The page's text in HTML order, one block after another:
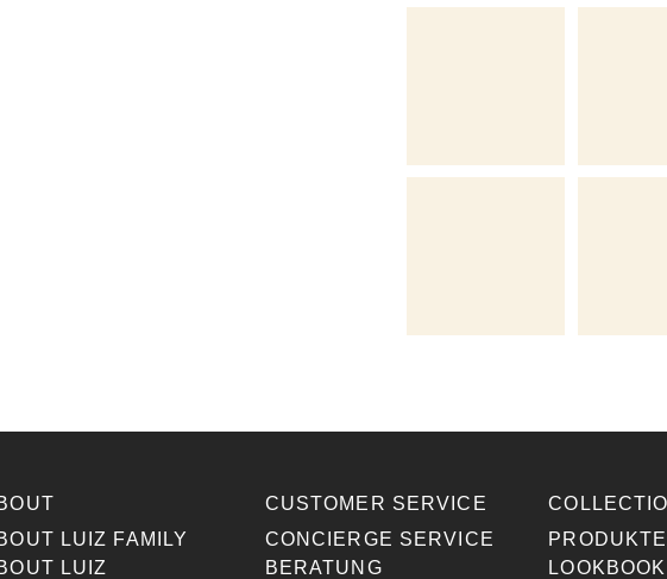
LUIZ FAMILY
LUIZ
CUSTOMER SERVICE
CONCIERGE SERVICE
BERATUNG
PRODUKTE
LOOKBOOK